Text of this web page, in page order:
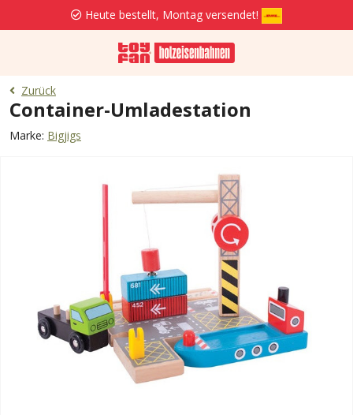
Heute bestellt, Montag versendet!
Zurück
Container-Umladestation
Marke: Bigjigs